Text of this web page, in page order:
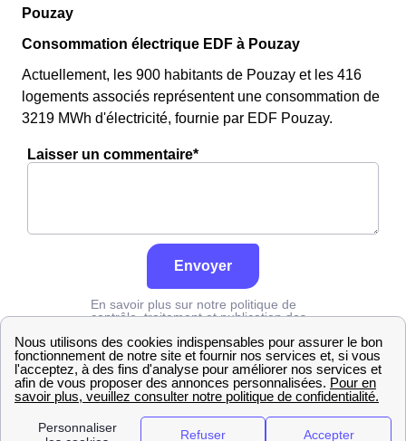
Pouzay
Consommation électrique EDF à Pouzay
Actuellement, les 900 habitants de Pouzay et les 416
logements associés représentent une consommation de
3219 MWh d'électricité, fournie par EDF Pouzay.
Laisser un commentaire*
Envoyer
En savoir plus sur notre politique de
contrôle, traitement et publication des
Edf Indre-et-Loire Pouzay